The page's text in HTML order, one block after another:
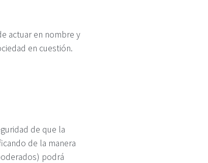
actuar en nombre y
en cuestión.
de que la
de la manera
podrá